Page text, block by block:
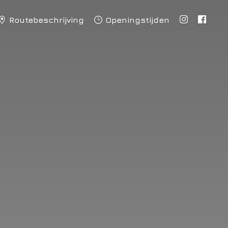
Routebeschrijving Openingstijden